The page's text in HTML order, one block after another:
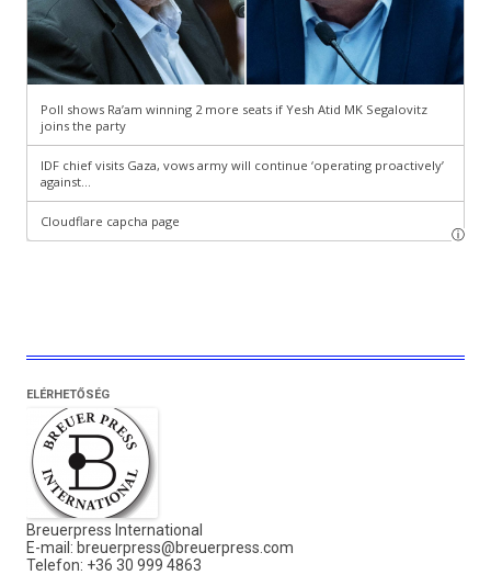
ELÉRHETŐSÉG
Breuerpress International
E-mail: breuerpress@breuerpress.com
Telefon: +36 30 999 4863